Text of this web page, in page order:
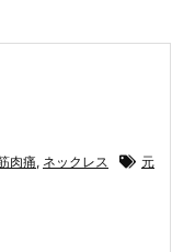
肉痛, ネックレス
元